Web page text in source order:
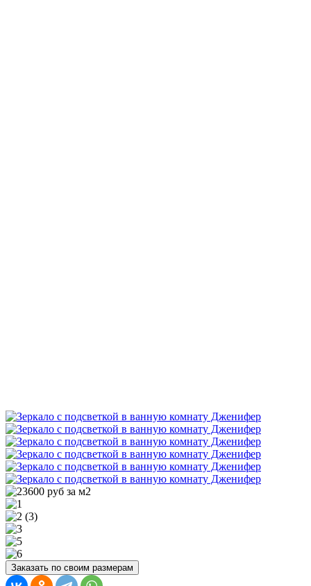
Заказать по своим размерам